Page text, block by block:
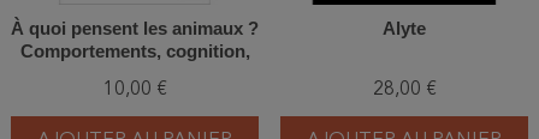
À quoi pensent les animaux ?
Comportements, cognition,
10,00 €
Alyte
28,00 €